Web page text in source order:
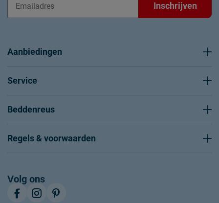
Inschrijven
Aanbiedingen
Service
Beddenreus
Regels & voorwaarden
Volg ons